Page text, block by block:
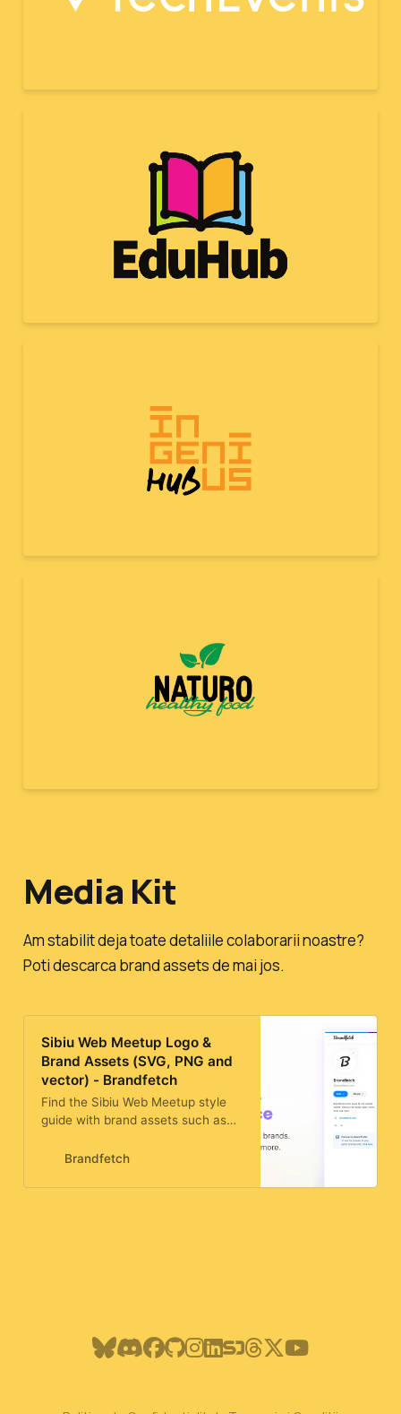
Media Kit
Am stabilit deja toate detaliile colaborarii noastre?
Poti descarca brand assets de mai jos.
Sibiu Web Meetup Logo &
Brand Assets (SVG, PNG and
vector) - Brandfetch
Find the Sibiu Web Meetup style
guide with brand assets such as
Brandfetch